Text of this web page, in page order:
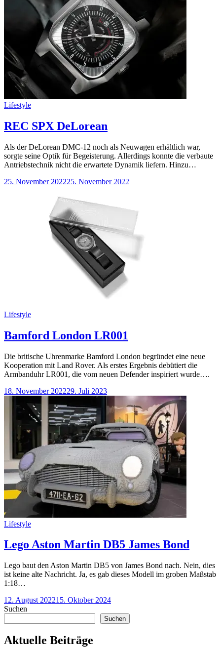
Categories
Lifestyle
REC SPX DeLorean
Als der DeLorean DMC-12 noch als Neuwagen erhältlich war,
sorgte seine Optik für Begeisterung. Allerdings konnte die verbaute
Antriebstechnik nicht die erwartete Dynamik liefern. Hinzu…
25. November 202225. November 2022
Categories
Lifestyle
Bamford London LR001
Die britische Uhrenmarke Bamford London begründet eine neue
Kooperation mit Land Rover. Als erstes Ergebnis debütiert die
Armbanduhr LR001, die vom neuen Defender inspiriert wurde….
18. November 202229. Juli 2023
Categories
Lifestyle
Lego Aston Martin DB5 James Bond
Lego baut den Aston Martin DB5 von James Bond nach. Nein, dies
ist keine alte Nachricht. Ja, es gab dieses Modell im groben Maßstab
1:18…
12. August 202215. Oktober 2024
Suchen
Suchen
Aktuelle Beiträge